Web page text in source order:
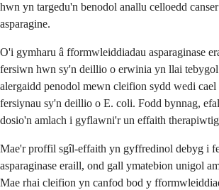
hwn yn targedu'n benodol anallu celloedd
asparagine.
O'i gymharu â fformwleiddiadau asparaginase
fersiwn hwn sy'n deillio o erwinia yn llai
alergaidd penodol mewn cleifion sydd wedi cael
fersiynau sy'n deillio o E. coli. Fodd bynnag,
dosio'n amlach i gyflawni'r un effaith
Mae'r proffil sgîl-effaith yn gyffredinol debyg i
asparaginase eraill, ond gall ymatebion unigol
Mae rhai cleifion yn canfod bod y